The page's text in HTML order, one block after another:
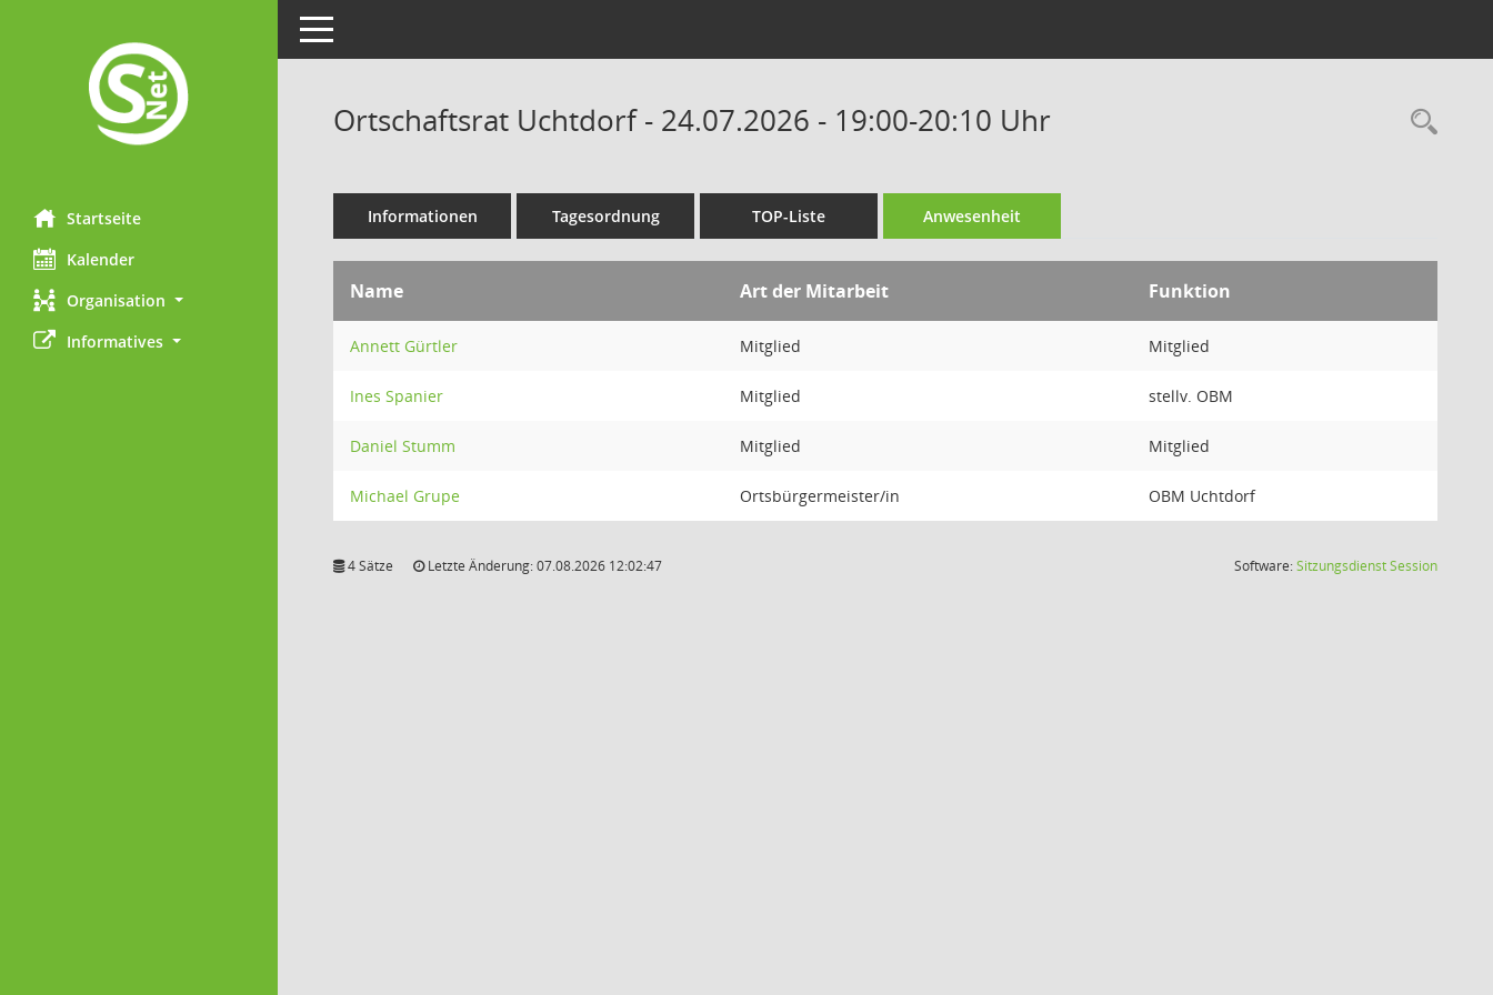
Startseite
Kalender
Organisation
Informatives
Toggle navigation
Ortschaftsrat Uchtdorf - 24.07.2026 - 19:00-20:10 Uhr
Informationen Tagesordnung TOP-Liste Anwesenheit
Name Art der Mitarbeit Funktion
Annett Gürtler Mitglied Mitglied
Ines Spanier Mitglied stellv. OBM
Daniel Stumm Mitglied Mitglied
Michael Grupe Ortsbürgermeister/in OBM Uchtdorf
4 Sätze Letzte Änderung: 07.08.2026 12:02:47 Software:SitzungsdienstSession(Wird in